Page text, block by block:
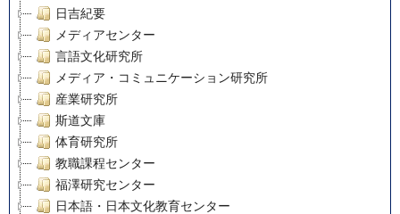
日吉紀要
メディアセンター
言語文化研究所
メディア・コミュニケーション研究所
産業研究所
斯道文庫
体育研究所
教職課程センター
福澤研究センター
日本語・日本文化教育センター